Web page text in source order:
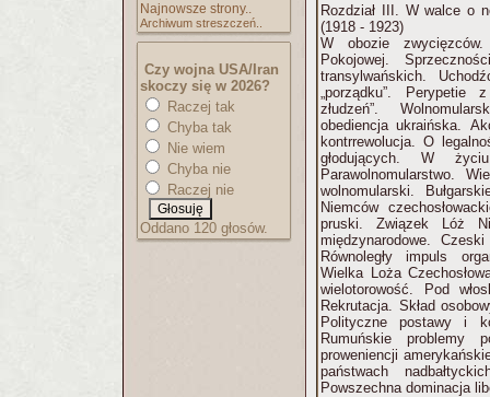
Najnowsze strony..
Archiwum streszczeń..
Czy wojna USA/Iran
skoczy się w 2026?
Raczej tak
Chyba tak
Nie wiem
Chyba nie
Raczej nie
Oddano 120 głosów.
Rozdział III. W walce o
(1918 - 1923)
W obozie
Pokojowej.
transylwańskich.
„porządku”. Perypetie
złudzeń”.
obediencja ukraińska.
kontrrewolucja. O
głodujących. W
Parawolnomularstwo.
wolnomularski.
Niemców
pruski. Związek Lóż
międzynarodowe.
Równoległy impuls
Wielka Loża
wielotorowość. Pod
Rekrutacja. Skład
Polityczne postawy i
Rumuńskie problemy
proweniencji
państwach
Powszechna dominacja